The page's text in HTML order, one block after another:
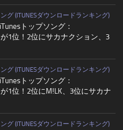
グ (ITUNESダウンロードランキング)
トップソング：
が1位！2位にサカナクション、3
グ (ITUNESダウンロードランキング)
トップソング：
が1位！2位にM!LK、3位にサカナ
グ (ITUNESダウンロードランキング)